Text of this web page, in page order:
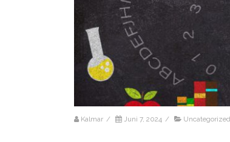
Kalmar / Juni 7, 2024 / Uncategorized